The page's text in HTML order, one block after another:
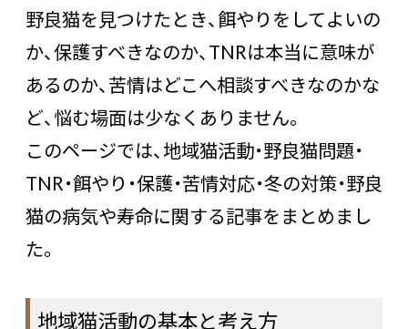
野良猫を見つけたとき、餌やりをしてよいの
か、保護すべきなのか、TNRは本当に意味が
あるのか、苦情はどこへ相談すべきなのかな
ど、悩む場面は少なくありません。
このページでは、地域猫活動・野良猫問題・
TNR・餌やり・保護・苦情対応・冬の対策・野良
猫の病気や寿命に関する記事をまとめまし
た。
地域猫活動の基本と考え方